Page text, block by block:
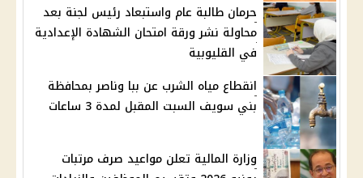
حرمان طالبة عام واستبعاد رئيس لجنة بعد
محاولة نشر ورقة امتحان الشهادة الإعدادية
في القليوبية
انقطاع مياه الشرب عن ببا وناصر بمحافظة
بني سويف السبت المقبل لمدة 3 ساعات
وزارة المالية تعلن مواعيد صرف مرتبات